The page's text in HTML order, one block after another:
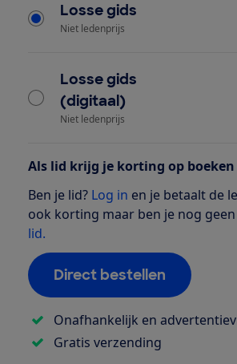
Losse gids
Niet ledenprijs
Losse gids
(digitaal)
Niet ledenprijs
Als lid krijg je korting op boeken
Ben je lid? Log in en je betaalt de
ook korting maar ben je nog geen
lid.
Direct bestellen
Onafhankelijk en
Gratis verzending